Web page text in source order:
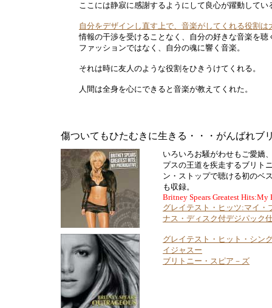
ここには静寂に感謝するようにして良心が躍動してい
自分をデザインし直す上で、音楽がしてくれる役割は
情報の干渉を受けることなく、自分の好きな音楽を聴
ファッションではなく、自分の魂に響く音楽。
それは時に友人のような役割をひきうけてくれる。
人間は全身を心にできると音楽が教えてくれた。
傷ついてもひたむきに生きる・・・がんばれブ
いろいろお騒がわせもご愛嬌
プスの王道を疾走するブリト
ン・ストップで聴ける初のベ
も収録。
Britney Spears Greatest Hits:My
グレイテスト・ヒッツ:マイ・
ナス・ディスク付デジパック
グレイテスト・ヒット・シン
イジャスー
ブリトニー・スピア－ズ